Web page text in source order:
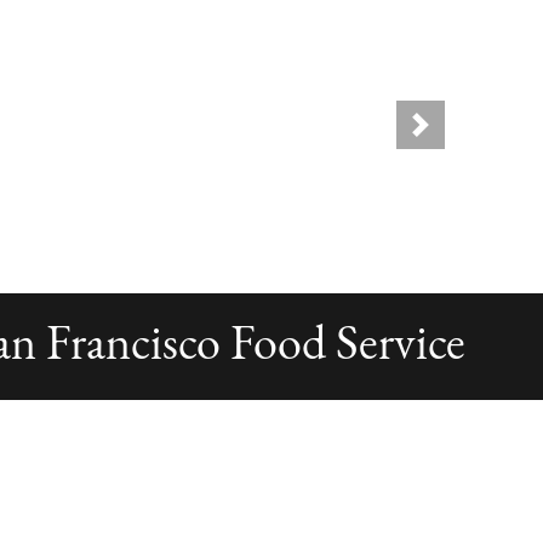
Next
Francisco Food Service